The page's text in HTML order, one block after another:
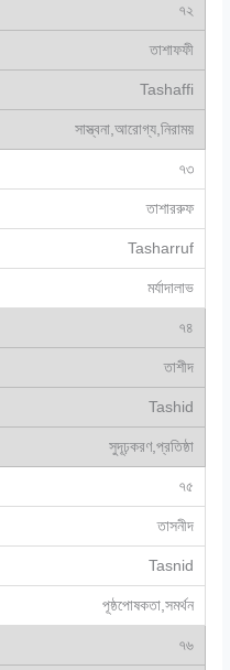
৭২
তাশাফফী
Tashaffi
সাস্ত্বনা,আরোগ্য,নিরাময়
৭৩
তাশাররুফ
Tasharruf
মর্যাদালাভ
৭৪
তাশীদ
Tashid
সুদূঢ়করণ,প্রতিষ্ঠা
৭৫
তাসনীদ
Tasnid
পূষ্ঠপোষকতা,সমর্থন
৭৬